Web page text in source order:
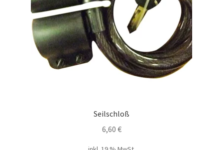
Seilschloß
6,60 €